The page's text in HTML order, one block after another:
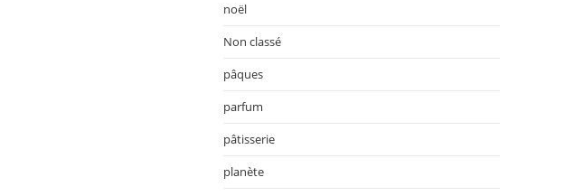
noël
Non classé
pâques
parfum
pâtisserie
planète